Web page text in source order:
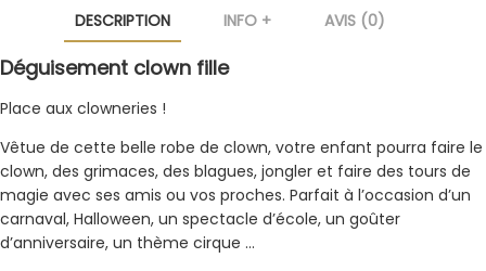
DESCRIPTION INFO + AVIS (0)
Déguisement clown fille
Place aux clowneries !
Vêtue de cette belle robe de clown, votre enfant pourra faire le
clown, des grimaces, des blagues, jongler et faire des tours de
magie avec ses amis ou vos proches. Parfait à l’occasion d’un
carnaval, Halloween, un spectacle d’école, un goûter
d’anniversaire, un thème cirque …